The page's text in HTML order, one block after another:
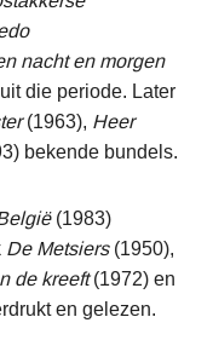
nacht en morgen
die periode. Later
(1963), Heer
bekende bundels.
(1983)
De Metsiers(1950),
de kreeft(1972) en
en gelezen.